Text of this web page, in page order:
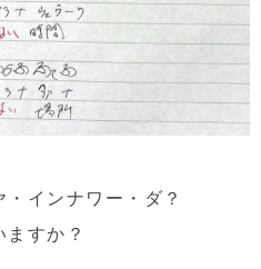
・インナワー・ダ？
ますか？